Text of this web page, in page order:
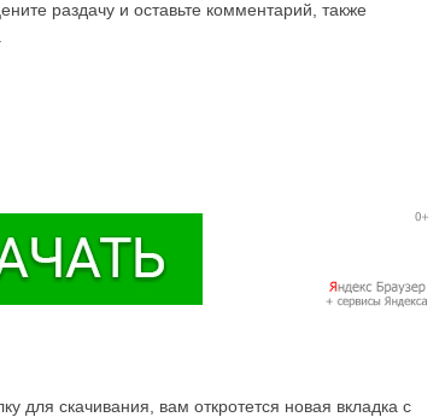
раздачу и оставьте комментарий, также
для скачивания, вам откротется новая вкладка с